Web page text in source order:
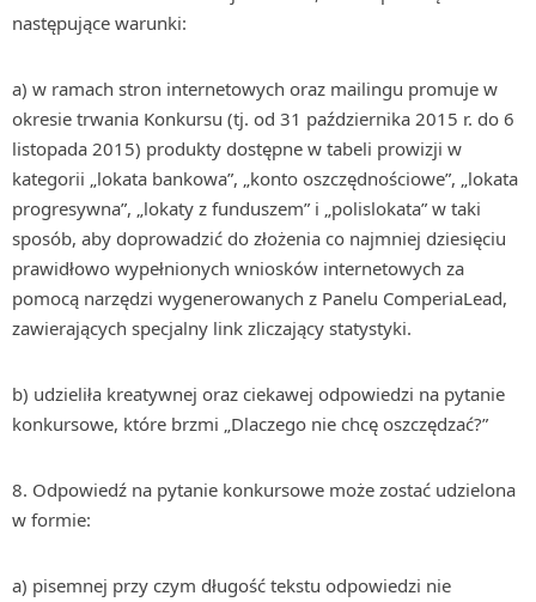
następujące warunki:
a) w ramach stron internetowych oraz mailingu promuje w
okresie trwania Konkursu (tj. od 31 października 2015 r. do 6
listopada 2015) produkty dostępne w tabeli prowizji w
kategorii „lokata bankowa”, „konto oszczędnościowe”, „lokata
progresywna”, „lokaty z funduszem” i „polislokata” w taki
sposób, aby doprowadzić do złożenia co najmniej dziesięciu
prawidłowo wypełnionych wniosków internetowych za
pomocą narzędzi wygenerowanych z Panelu ComperiaLead,
zawierających specjalny link zliczający statystyki.
b) udzieliła kreatywnej oraz ciekawej odpowiedzi na pytanie
konkursowe, które brzmi „Dlaczego nie chcę oszczędzać?”
Odpowiedź na pytanie konkursowe może zostać udzielona
w formie:
a) pisemnej przy czym długość tekstu odpowiedzi nie